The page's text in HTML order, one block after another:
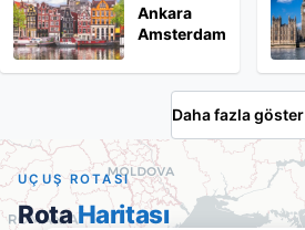
Ankara
Amsterdam
Daha fazla göster
UÇUŞ ROTASI
RotaHaritası